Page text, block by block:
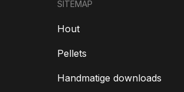
SITEMAP
Hout
Pellets
Handmatige downloads